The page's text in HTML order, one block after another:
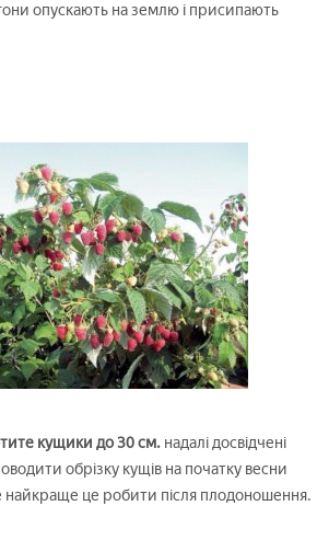
опускають на землю і присипають
кущики до 30 см. надалі досвідчені
обрізку кущів на початку весни
найкраще це робити після плодоношення.